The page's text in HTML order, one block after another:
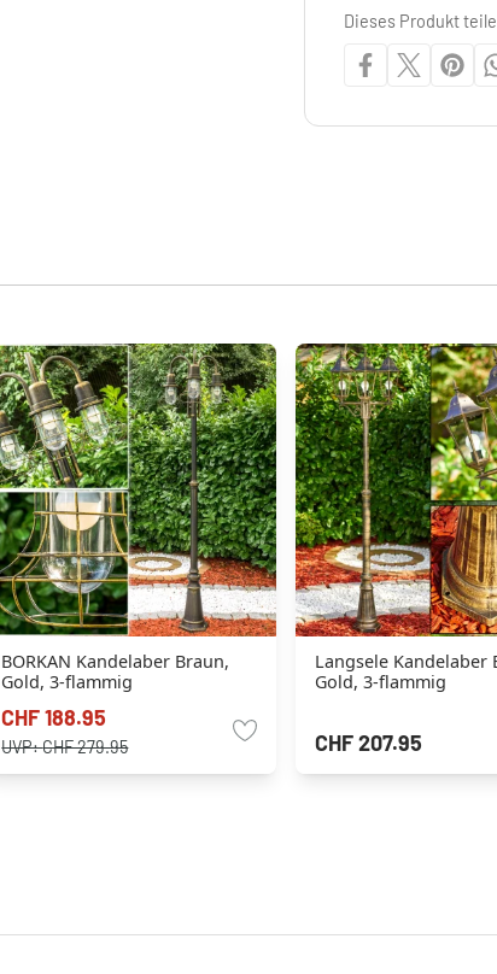
Dieses Produkt
BORKAN Kandelaber Braun,
Gold, 3-flammig
CHF 188.95
UVP:CHF 279.95
Langsele Kandelaber
Gold, 3-flammig
CHF 207.95